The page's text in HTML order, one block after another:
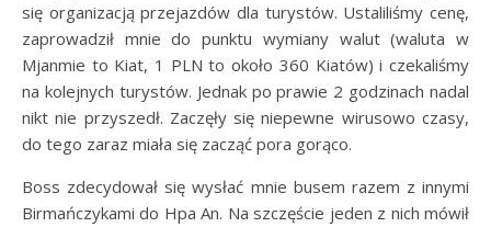
się organizacją przejazdów dla turystów. Ustaliliśmy cenę,
zaprowadził mnie do punktu wymiany walut (waluta w
Mjanmie to Kiat, 1 PLN to około 360 Kiatów) i czekaliśmy
na kolejnych turystów. Jednak po prawie 2 godzinach nadal
nikt nie przyszedł. Zaczęły się niepewne wirusowo czasy,
do tego zaraz miała się zacząć pora gorąco.
Boss zdecydował się wysłać mnie busem razem z innymi
Birmańczykami do Hpa An. Na szczęście jeden z nich mówił